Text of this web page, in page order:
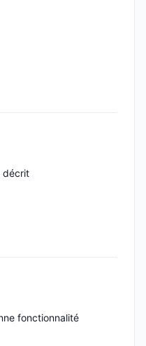
décrit
fonctionnalité